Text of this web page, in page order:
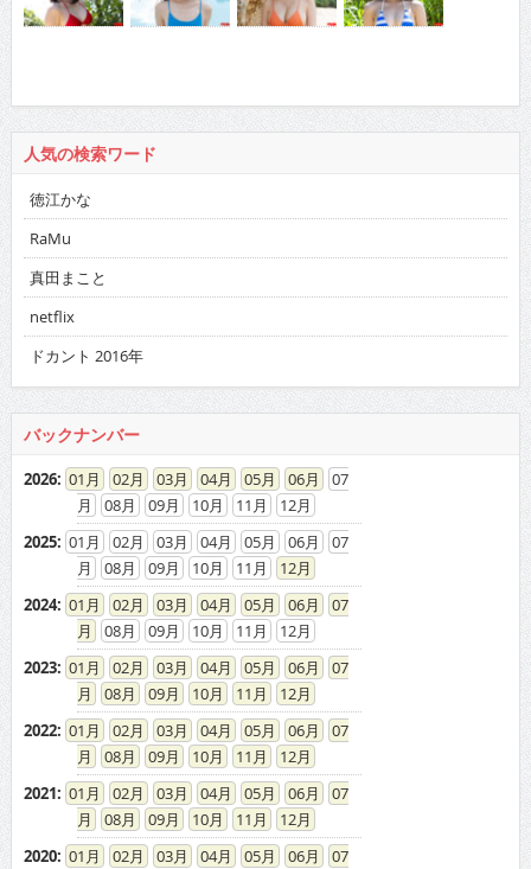
人気の検索ワード
徳江かな
RaMu
真田まこと
netflix
ドカント 2016年
バックナンバー
2026: 01 02 03 04 05 06
07
08
09 10 11
12
2025: 01 02 03 04 05 06
07
08
09 10 11
12
2024: 01 02 03 04 05 06
07
08
09 10 11
12
2023: 01 02 03 04 05 06
07
08
09 10 11
12
2022: 01 02 03 04 05 06
07
08
09 10 11
12
2021: 01 02 03 04 05 06
07
08
09 10 11
12
2020: 01 02 03 04 05 06
07